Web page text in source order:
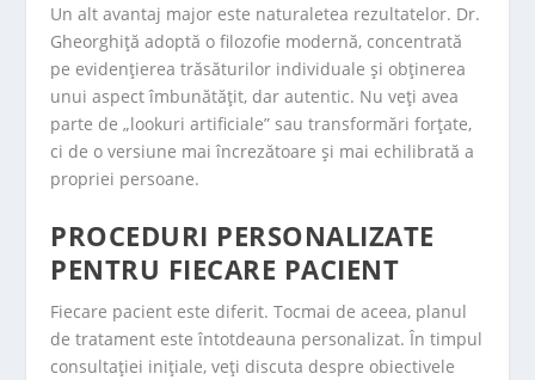
Un alt avantaj major este naturaletea rezultatelor. Dr.
Gheorghiță adoptă o filozofie modernă, concentrată
pe evidențierea trăsăturilor individuale și obținerea
unui aspect îmbunătățit, dar autentic. Nu veți avea
parte de „lookuri artificiale” sau transformări forțate,
ci de o versiune mai încrezătoare și mai echilibrată a
propriei persoane.
PROCEDURI PERSONALIZATE
PENTRU FIECARE PACIENT
Fiecare pacient este diferit. Tocmai de aceea, planul
de tratament este întotdeauna personalizat. În timpul
consultației inițiale, veți discuta despre obiectivele